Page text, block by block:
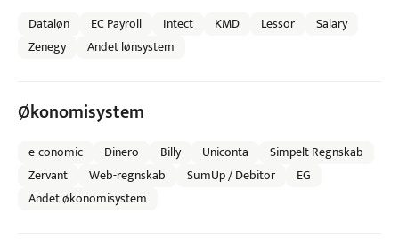
Dataløn EC Payroll Intect KMD Lessor
Salary
Zenegy
Andet lønsystem
Økonomisystem
e-conomic Dinero Billy Uniconta
Simpelt Regnskab
Zervant
Web-regnskab SumUp / Debitor
EG
Andet økonomisystem